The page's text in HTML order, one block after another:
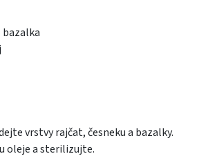
bazalka
vrstvy rajčat, česneku a bazalky.
oleje a sterilizujte.